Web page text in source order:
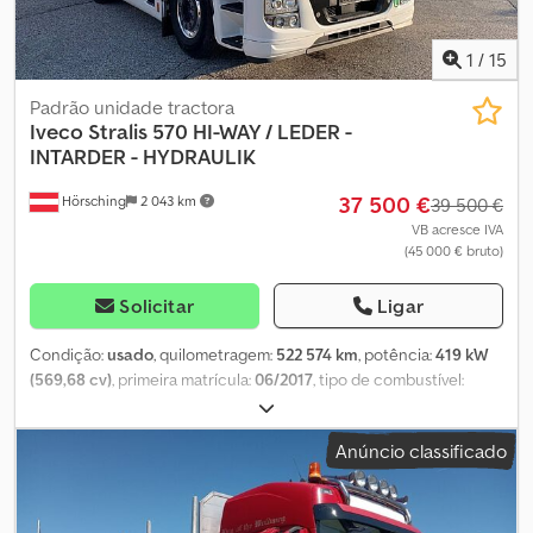
1 / 15
Hörsching 2 043 km
Padrão unidade tractora
Iveco Stralis 570 HI-WAY / LEDER -
INTARDER - HYDRAULIK
37 500 €39 500 €
VB acresce IVA
(45 000 € bruto)
Solicitar Ligar
Condição:usado, quilometragem: 522 574 km, potência:419 kW
(569,68 cv), primeira matrícula:06/2017, tipo de combustível:
, configuração de eixo:
intarder, cabina do condutor:cabina-cama, tipo de
, classe de emissão:Euro 6 , suspensão:
ABS, AdBlue, Bluetooth, EBS (Sistema de
Travagem Electrónico), Porta USB, Tacógrafo, aquecedor de
Anúncio classificado